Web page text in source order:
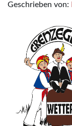
Geschrieben von: